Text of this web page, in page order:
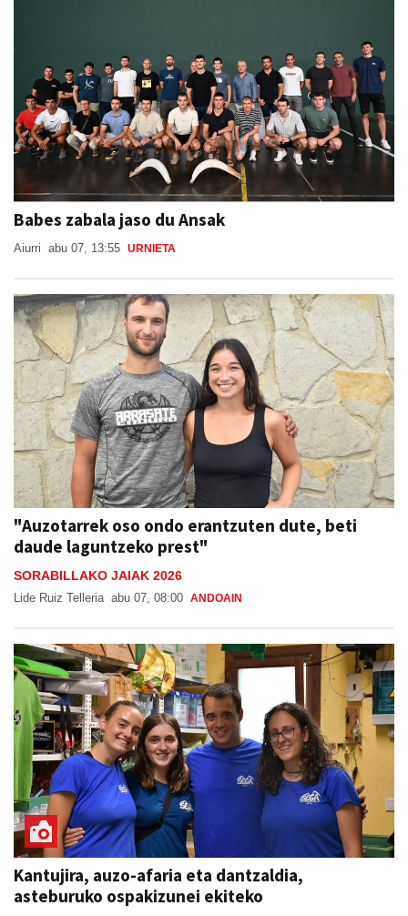
Babes zabala jaso du Ansak
Aiurri abu 07, 13:55 URNIETA
"Auzotarrek oso ondo erantzuten dute, beti
daude laguntzeko prest"
SORABILLAKO JAIAK 2026
Lide Ruiz Telleria abu 07, 08:00 ANDOAIN
Kantujira, auzo-afaria eta dantzaldia,
asteburuko ospakizunei ekiteko